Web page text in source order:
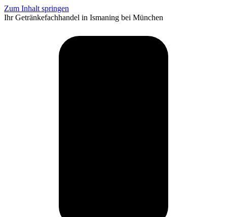
Zum Inhalt springen
Ihr Getränkefachhandel in Ismaning bei München